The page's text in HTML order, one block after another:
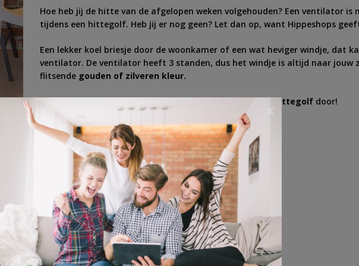
Hoe heb jij de hitte van de afgelopen weken volgehouden? Een ventilator is
tijdens een hittegolf. Heb jij er nog geen? Let dan op, want Hippeshops
Een lekker koel briesje door de woonkamer of een wat heviger windje, dat
ventilator. De ventilator heeft 3 standen, dus het windje is altijd naar jouw
flitsende gouden of zilveren kleur.
de volgende hittegolf door!
zomer
×